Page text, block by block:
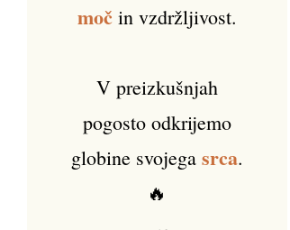
močin vzdržljivost.
V preizkušnjah
pogosto odkrijemo
globine svojega srca.
🔥